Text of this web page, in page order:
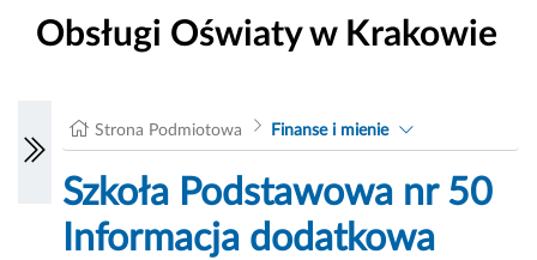
Obsługi Oświaty w Krakowie
Strona Podmiotowa Finanse i mienie
Szkoła Podstawowa nr 50
Informacja dodatkowa